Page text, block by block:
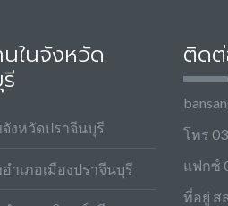
ในจังหวัด
งหวัดปราจีนบุรี
ำเภอเมืองปราจีนบุรี
ติดต่
โทร
แฟกซ์
ที่อยู่ ส